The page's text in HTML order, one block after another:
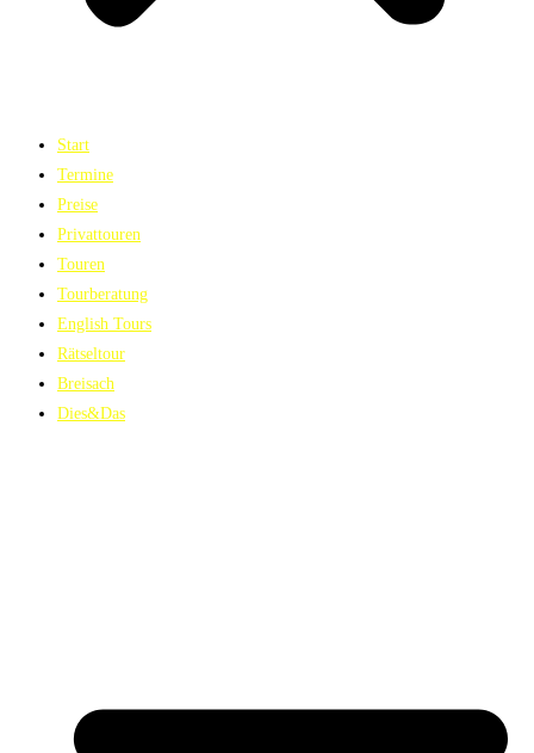
Start
Termine
Preise
Privattouren
Touren
Tourberatung
English Tours
Rätseltour
Breisach
Dies&Das